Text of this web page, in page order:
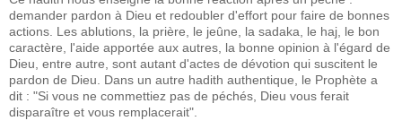
demander pardon à Dieu et redoubler d'effort pour faire de bonnes
actions. Les ablutions, la prière, le jeûne, la sadaka, le haj, le bon
caractère, l'aide apportée aux autres, la bonne opinion à l'égard de
Dieu, entre autre, sont autant d'actes de dévotion qui suscitent le
pardon de Dieu. Dans un autre hadith authentique, le Prophète a
dit : "Si vous ne commettiez pas de péchés, Dieu vous ferait
disparaître et vous remplacerait".